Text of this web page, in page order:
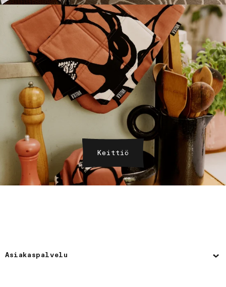
Keittiö
Asiakaspalvelu